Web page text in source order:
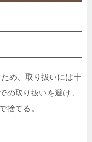
め、取り扱いには十
の取り扱いを避け、
捨てる。